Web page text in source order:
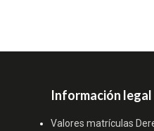
Información legal
Valores matrículas